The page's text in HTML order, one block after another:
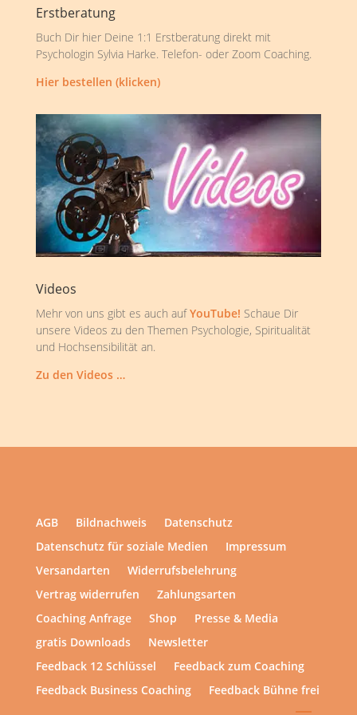
Erstberatung
Buch Dir hier Deine 1:1 Erstberatung direkt mit
Psychologin Sylvia Harke. Telefon- oder Zoom Coaching.
Hier bestellen (klicken)
Videos
Mehr von uns gibt es auch aufYouTube! Schaue Dir
unsere Videos zu den Themen Psychologie, Spiritualität
und Hochsensibilität an.
Zu den Videos …
AGB Bildnachweis
Datenschutz
Datenschutz für soziale Medien
Impressum
Versandarten
Widerrufsbelehrung
Vertrag widerrufen
Zahlungsarten
Coaching Anfrage
Shop
Presse & Media
gratis Downloads
Newsletter
Feedback 12 Schlüssel
Feedback zum Coaching
Feedback Business Coaching
Feedback Bühne frei